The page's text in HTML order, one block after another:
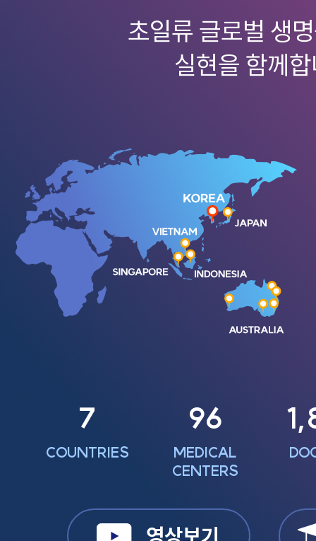
초일류 글로벌 생
실현을 함께
7
COUNTRIES
96
MEDICAL
CENTERS